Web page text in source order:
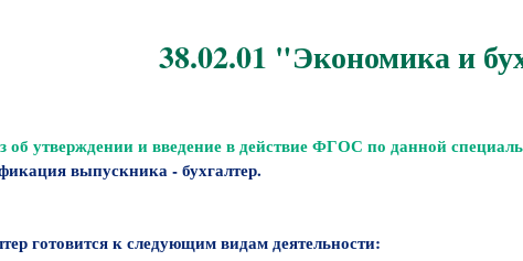
38.02.01 "Экономика и
об утверждении и введение в действие ФГОС по данной
выпускника -бухгалтер.
готовится к следующим видам деятельности: